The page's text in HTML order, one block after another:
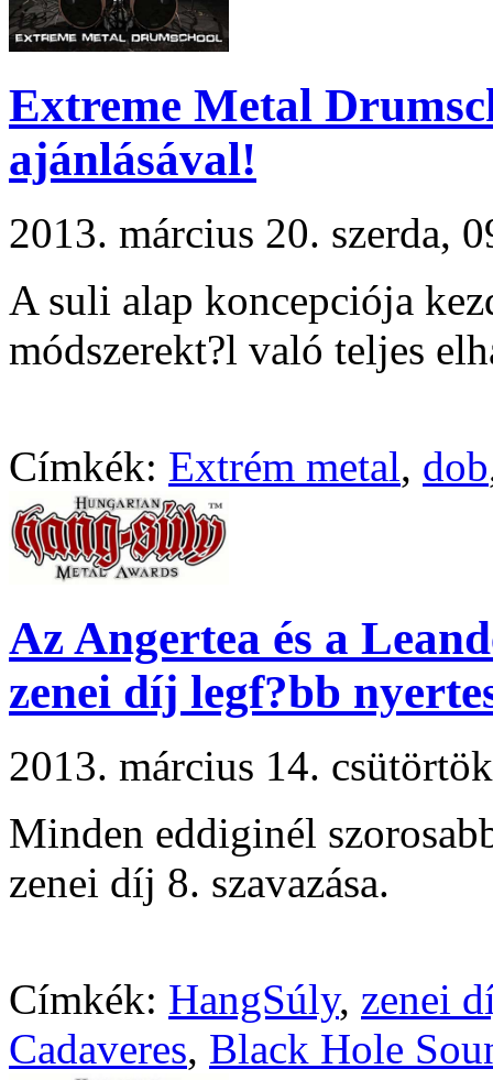
Extreme Metal
ajánlásával!
2013. március 20. szerda,
A suli alap koncepciója
módszerekt?l való teljes
Címkék: Extrém metal, dob
Az Angertea és a
zenei díj legf?bb
2013. március 14.
Minden eddiginél
zenei díj 8. szavazása.
Címkék: HangSúly, zenei
Cadaveres, Black Hole